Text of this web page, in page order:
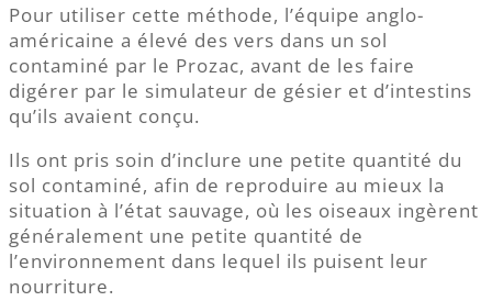
Pour utiliser cette méthode, l’équipe anglo-
américaine a élevé des vers dans un sol
contaminé par le Prozac, avant de les faire
digérer par le simulateur de gésier et d’intestins
qu’ils avaient conçu.
Ils ont pris soin d’inclure une petite quantité du
sol contaminé, afin de reproduire au mieux la
situation à l’état sauvage, où les oiseaux ingèrent
généralement une petite quantité de
l’environnement dans lequel ils puisent leur
nourriture.